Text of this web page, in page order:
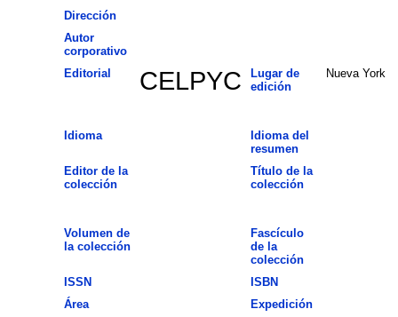
Dirección
Autor
corporativo
Editorial
CELPYC
Lugar de
edición
Nueva York
Idioma
Idioma del
resumen
Editor de la
colección
Título de la
colección
Volumen de
la colección
Fascículo
de la
colección
ISSN
ISBN
Área
Expedición